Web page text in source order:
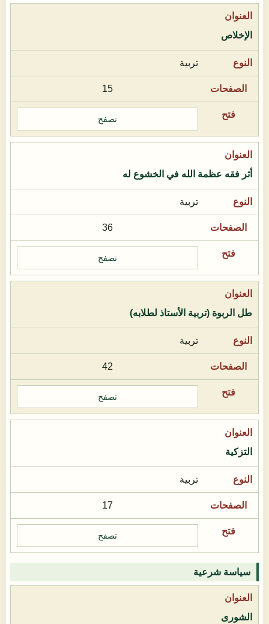
الإخلاص
تربية
15
تصفح
أثر فقه عظمة الله في الخشوع له
تربية
36
تصفح
طل الربوة (تربية الأستاذ لطلابه)
تربية
42
تصفح
التزكية
تربية
17
تصفح
سياسة شرعية
الشورى